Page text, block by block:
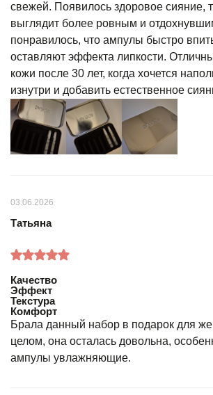
свежей. Появилось здоровое сияние,
выглядит более ровным и
понравилось, что ампулы быстро
оставляют эффекта липкости.
кожи после 30 лет, когда хочется
изнутри и добавить естественное
03.06.2026
Татьяна
Качество
Эффект
Текстура
Комфорт
Брала данный набор в подарок для
целом, она осталась довольна,
ампулы увлажняющие.